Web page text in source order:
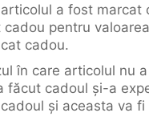
a fost
cadou pentru
cadou.
în care articolul nu
făcut cadoul și-a
și aceasta va